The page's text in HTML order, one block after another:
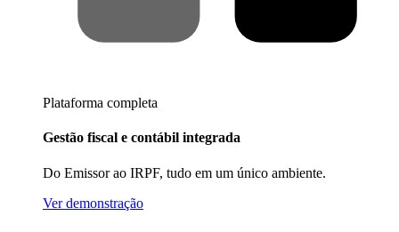
Plataforma completa
Gestão fiscal e contábil integrada
Do Emissor ao IRPF, tudo em um único ambiente.
Ver demonstração